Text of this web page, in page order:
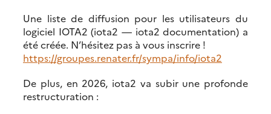
Une liste de diffusion pour les utilisateurs du
logiciel IOTA2 (iota2 — iota2 documentation) a
été créée. N’hésitez pas à vous inscrire !
https://groupes.renater.fr/sympa/info/iota2
De plus, en 2026, iota2 va subir une profonde
restructuration :